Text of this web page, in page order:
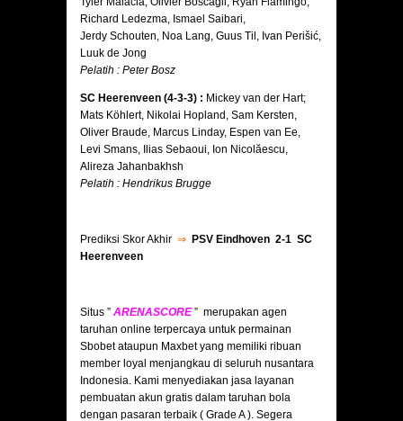
Richard Ledezma, Ismael Saibari,
Jerdy Schouten, Noa Lang, Guus Til, Ivan Perišić,
Luuk de Jong
Pelatih : Peter Bosz
SC Heerenveen (4-3-3) : Mickey van der Hart;
Mats Köhlert, Nikolai Hopland, Sam Kersten,
Oliver Braude, Marcus Linday, Espen van Ee,
Levi Smans, Ilias Sebaoui, Ion Nicolăescu,
Alireza Jahanbakhsh
Pelatih : Hendrikus Brugge
Prediksi Skor Akhir ⇒ PSV Eindhoven 2-1 SC
Heerenveen
Situs ” ARENASCORE” merupakan agen
taruhan online terpercaya untuk permainan
Sbobet ataupun Maxbet yang memiliki ribuan
member loyal menjangkau di seluruh nusantara
Indonesia. Kami menyediakan jasa layanan
pembuatan akun gratis dalam taruhan bola
dengan pasaran terbaik ( Grade A ). Segera